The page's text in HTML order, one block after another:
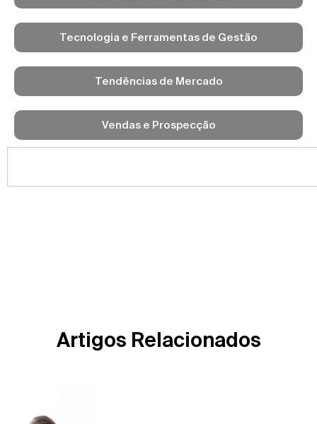
Tecnologia e Ferramentas de Gestão
Tendências de Mercado
Vendas e Prospecção
Artigos Relacionados